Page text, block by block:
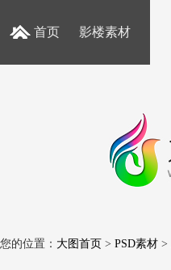
首页 影楼素材
您的位置： 大图首页 > PSD素材 >